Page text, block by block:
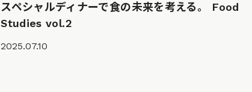
スペシャルディナーで食の未来を考える。 Food
Studies vol.2
2025.07.10